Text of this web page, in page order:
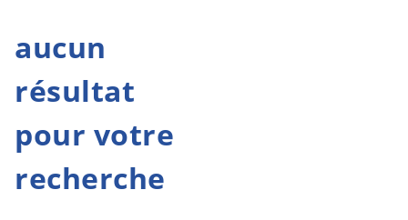
aucun
résultat
pour votre
recherche